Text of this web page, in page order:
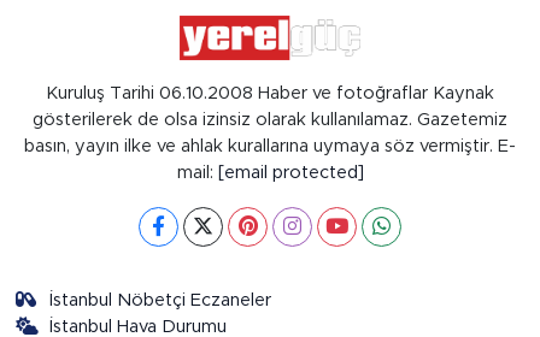
Kuruluş Tarihi 06.10.2008 Haber ve fotoğraflar Kaynak
gösterilerek de olsa izinsiz olarak kullanılamaz. Gazetemiz
basın, yayın ilke ve ahlak kurallarına uymaya söz vermiştir. E-
mail: [email protected]
İstanbul Nöbetçi Eczaneler
İstanbul Hava Durumu